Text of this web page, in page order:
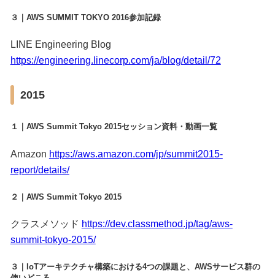
３｜AWS SUMMIT TOKYO 2016参加記録
LINE Engineering Blog
https://engineering.linecorp.com/ja/blog/detail/72
2015
１｜AWS Summit Tokyo 2015セッション資料・動画一覧
Amazon https://aws.amazon.com/jp/summit2015-
report/details/
２｜AWS Summit Tokyo 2015
クラスメソッド https://dev.classmethod.jp/tag/aws-
summit-tokyo-2015/
３｜IoTアーキテクチャ構築における4つの課題と、AWSサービス群の